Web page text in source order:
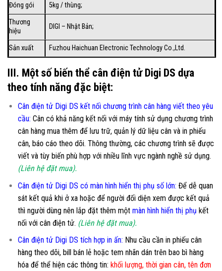
Đóng gói
5kg / thùng;
Thương
hiệu
DIGI – Nhật Bản;
Sản xuất Fuzhou Haichuan Electronic Technology Co.,Ltd.
III. Một số biến thể cân điện tử Digi DS dựa
theo tính năng đặc biệt:
Cân điện tử Digi DS kết nối chương trình cân hàng viết theo yêu
cầu: Cân có khả năng kết nối với máy tính sử dụng chương trình
cân hàng mua thêm để lưu trữ, quản lý dữ liệu cân và in phiếu
cân, báo cáo theo dõi. Thông thường, các chương trình sẽ được
viết và tùy biến phù hợp với nhiều lĩnh vực ngành nghề sử dụng.
(Liên hệ đặt mua).
Cân điện tử Digi DS có màn hình hiển thị phụ số lớn: Để dễ quan
sát kết quả khi ở xa hoặc để người đối diện xem được kết quả
thì người dùng nên lắp đặt thêm một màn hình hiển thị phụ kết
nối với cân điện tử. (Liên hệ đặt mua).
Cân điện tử Digi DS tích hợp in ấn: Nhu cầu cần in phiếu cân
hàng theo dõi, bill bán lẻ hoặc tem nhãn dán trên bao bì hàng
hóa để thể hiện các thông tin: khối lượng, thời gian cân, tên đơn